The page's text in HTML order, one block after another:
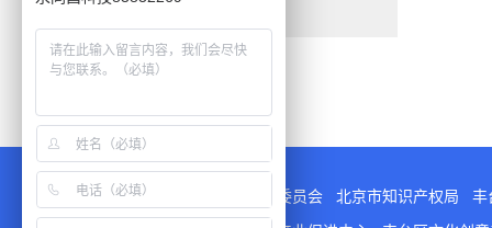
指导单位： 北京市科学技术委员会 北京市知识产权局 丰